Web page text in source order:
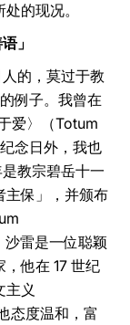
的现况。
」
的，莫过于教
例子。我曾在
爱〉（Totum
念日外，我也
教宗碧岳十一
主保」，并颁布
雷是一位聪颖
他在 17 世纪
主义
态度温和，富